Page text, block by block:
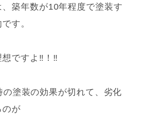
築年数が10年程度で塗装す
す。
ですよ‼！‼
の塗装の効果が切れて、劣化
のが